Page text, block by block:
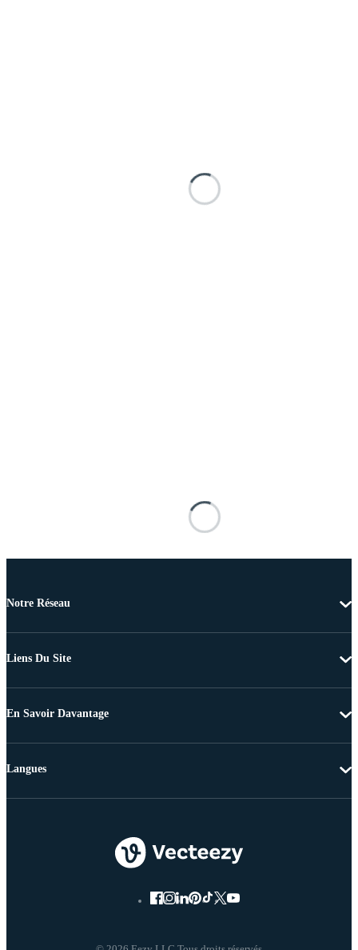
Notre Réseau
Liens Du Site
En Savoir Davantage
Langues